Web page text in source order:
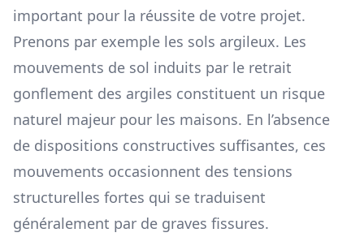
important pour la réussite de votre projet.
Prenons par exemple les sols argileux. Les
mouvements de sol induits par le retrait
gonflement des argiles constituent un risque
naturel majeur pour les maisons. En l’absence
de dispositions constructives suffisantes, ces
mouvements occasionnent des tensions
structurelles fortes qui se traduisent
généralement par de graves fissures.